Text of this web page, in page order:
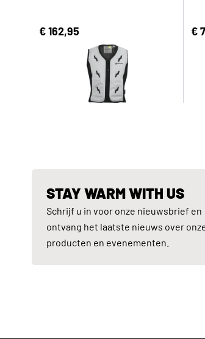
€ 162,95 €
STAY WARM WITH US
Schrijf u in voor onze nieuwsbrief en
ontvang het laatste nieuws over
producten en evenementen.